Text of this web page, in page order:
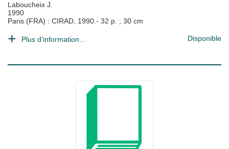
Laboucheix J.
1990
Paris (FRA) : CIRAD, 1990.- 32 p. ; 30 cm
Plus d'information... Disponible